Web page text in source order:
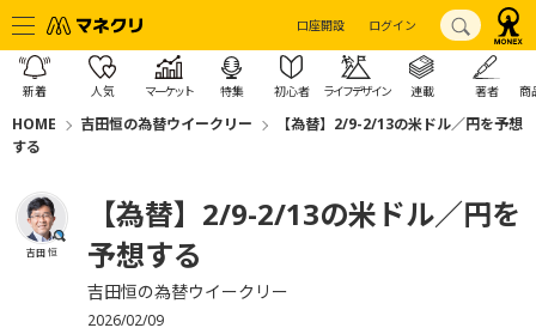
口座開設 ログイン
新着 人気 マーケット 特集 初心者 ライフデザイン 連載 著者 商
HOME 吉田恒の為替ウイークリー
【為替】2/9-2/13の米ドル／円を予想
する
吉田 恒
【為替】2/9-2/13の米ドル／円を
予想する
吉田恒の為替ウイークリー
2026/02/09